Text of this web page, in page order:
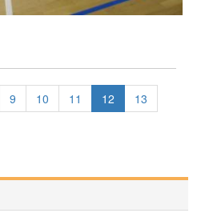
9 10 11 12
13